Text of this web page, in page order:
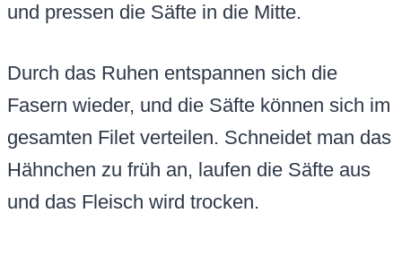
und pressen die Säfte in die Mitte.
Durch das Ruhen entspannen sich die
Fasern wieder, und die Säfte können sich im
gesamten Filet verteilen. Schneidet man das
Hähnchen zu früh an, laufen die Säfte aus
und das Fleisch wird trocken.